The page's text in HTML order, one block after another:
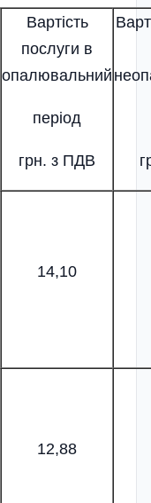
Вартість
послуги в
опалювальний
період
грн. з ПДВ
14,10
12,88